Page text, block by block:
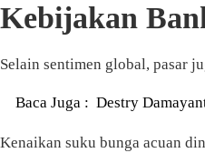
Kebijakan
Selain sentimen global, pasar
Baca Juga : Destry
Kenaikan suku bunga acuan